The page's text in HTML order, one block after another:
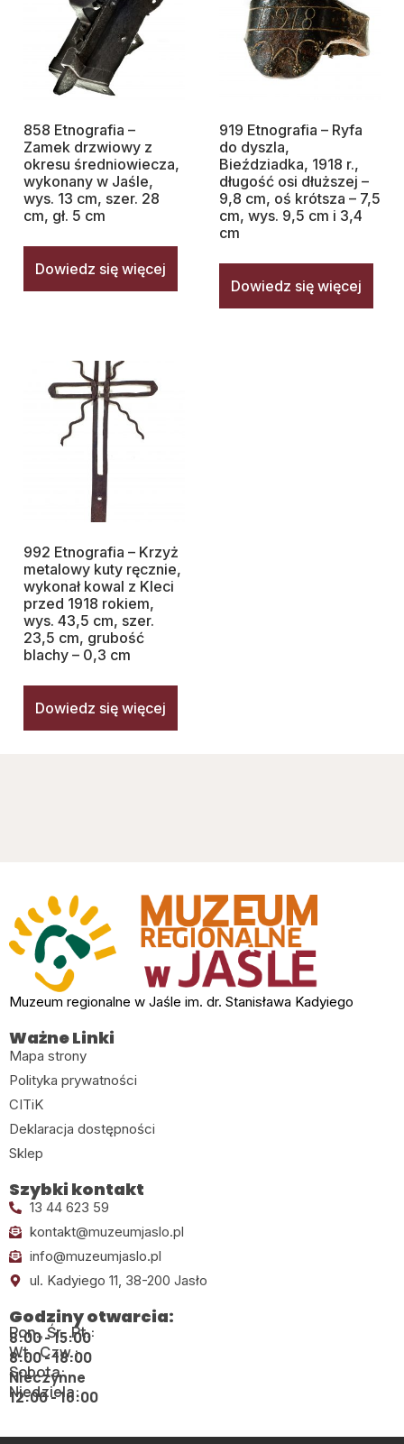
858 Etnografia –
Zamek drzwiowy z
okresu średniowiecza,
wykonany w Jaśle,
wys. 13 cm, szer. 28
cm, gł. 5 cm
Dowiedz się więcej
919 Etnografia – Ryfa
do dyszla,
Bieździadka, 1918 r.,
długość osi dłuższej –
9,8 cm, oś krótsza – 7,5
cm, wys. 9,5 cm i 3,4
cm
Dowiedz się więcej
992 Etnografia – Krzyż
metalowy kuty ręcznie,
wykonał kowal z Kleci
przed 1918 rokiem,
wys. 43,5 cm, szer.
23,5 cm, grubość
blachy – 0,3 cm
Dowiedz się więcej
Muzeum regionalne w Jaśle im. dr. Stanisława Kadyiego
Ważne Linki
Mapa strony
Polityka prywatności
CITiK
Deklaracja dostępności
Sklep
Szybki kontakt
13 44 623 59
kontakt@muzeumjaslo.pl
info@muzeumjaslo.pl
ul. Kadyiego 11, 38-200 Jasło
Godziny otwarcia:
Pon., Śr., Pt.:
8:00 - 15:00
Wt., Czw.:
8:00 - 18:00
Sobota:
Nieczynne
Niedziela:
12:00 - 16:00